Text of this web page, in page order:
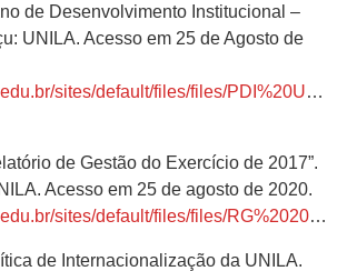
de Desenvolvimento Institucional –
UNILA. Acesso em 25 de Agosto de
sites/default/files/files/
de Gestão do Exercício de 2017”.
Acesso em 25 de agosto de 2020.
files/files/RG%202017%20VERS%C3%83O%20FINAL%20.pdf
de Internacionalização da UNILA.